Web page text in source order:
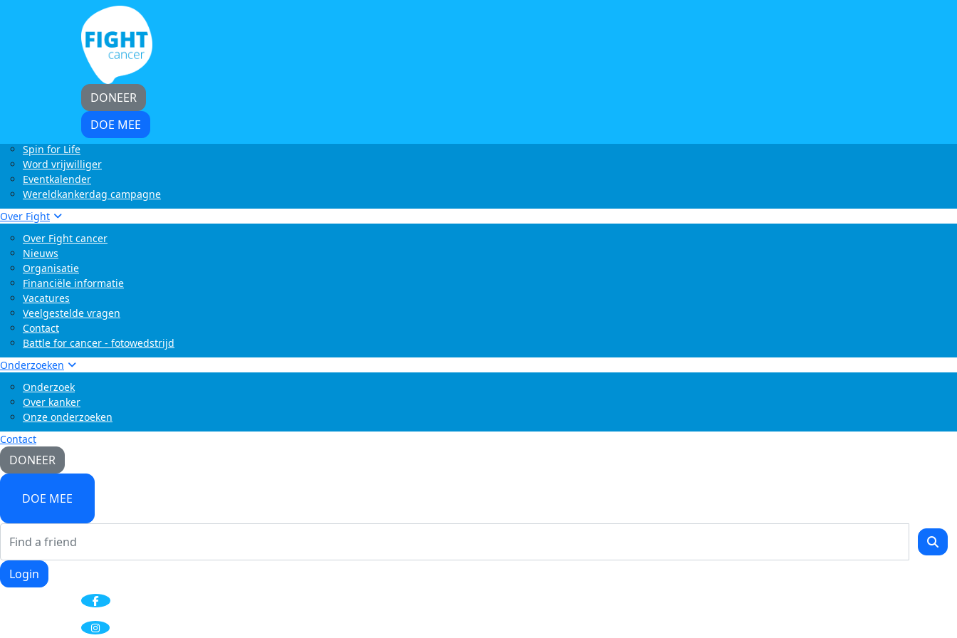
Start zelf een actie
Light at Night Walk
Rollercoaster Run
Swim to Fight Cancer
Buffelrun X Fight cancer
Tocht om de Noord
Spin for Life
Word vrijwilliger
Eventkalender
Wereldkankerdag campagne
Over Fight
Over Fight cancer
Nieuws
Organisatie
Financiële informatie
Vacatures
Veelgestelde vragen
Contact
Battle for cancer - fotowedstrijd
Onderzoeken
Onderzoek
Over kanker
Onze onderzoeken
Contact
DONEER
DOE MEE
Login
DONEER
DOE MEE